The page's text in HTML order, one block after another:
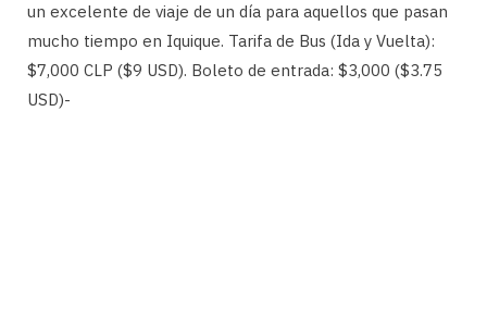
un excelente de viaje de un día para aquellos que pasan
mucho tiempo en Iquique. Tarifa de Bus (Ida y Vuelta):
$7,000 CLP ($9 USD). Boleto de entrada: $3,000 ($3.75
USD)-